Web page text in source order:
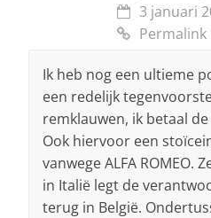
3 januari
Permalink
Ik heb nog een ultieme
een redelijk
remklauwen, ik betaal
Ook hiervoor een
vanwege ALFA ROMEO.
in Italië legt de
terug in België.